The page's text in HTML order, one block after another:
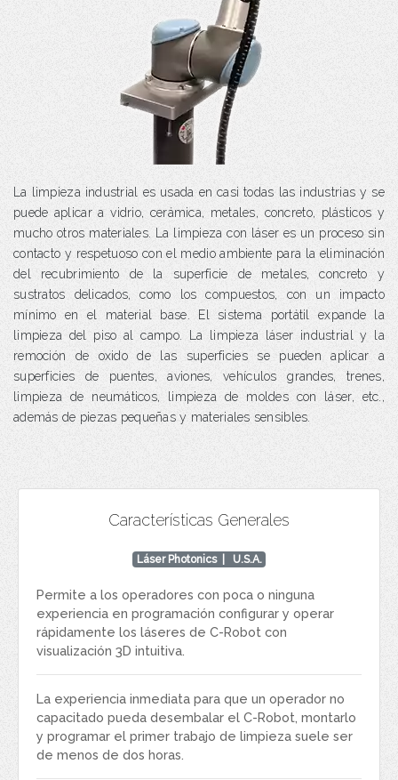
La limpieza industrial es usada en casi todas las industrias y se
puede aplicar a vidrio, cerámica, metales, concreto, plásticos y
mucho otros materiales. La limpieza con láser es un proceso sin
contacto y respetuoso con el medio ambiente para la eliminación
del recubrimiento de la superficie de metales, concreto y
sustratos delicados, como los compuestos, con un impacto
mínimo en el material base. El sistema portátil expande la
limpieza del piso al campo. La limpieza láser industrial y la
remoción de oxido de las superficies se pueden aplicar a
superficies de puentes, aviones, vehículos grandes, trenes,
limpieza de neumáticos, limpieza de moldes con láser, etc.,
además de piezas pequeñas y materiales sensibles.
Características Generales
Láser Photonics| U.S.A.
Permite a los operadores con poca o ninguna
experiencia en programación configurar y operar
rápidamente los láseres de C-Robot con
visualización 3D intuitiva.
La experiencia inmediata para que un operador no
capacitado pueda desembalar el C-Robot, montarlo
y programar el primer trabajo de limpieza suele ser
de menos de dos horas.